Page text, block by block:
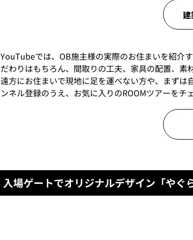
YouTubeでは、OB施主様の実際のお住まいを紹介
だわりはもちろん、間取りの工夫、家具の配置、素
遠方にお住まいで現地に足を運べない方や、まず
ンネル登録のうえ、お気に入りのROOMツアーをチ
入場ゲートでオリジナルデザイン「やぐ